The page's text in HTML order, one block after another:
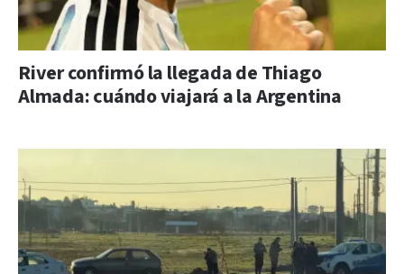
River confirmó la llegada de Thiago
Almada: cuándo viajará a la Argentina